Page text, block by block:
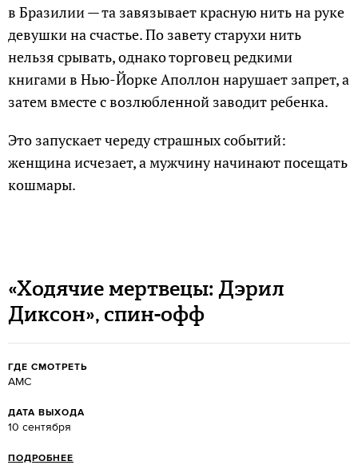
в Бразилии — та завязывает красную нить на руке
девушки на счастье. По завету старухи нить
нельзя срывать, однако торговец редкими
книгами в Нью-Йорке Аполлон нарушает запрет, а
затем вместе с возлюбленной заводит ребенка.
Это запускает череду страшных событий:
женщина исчезает, а мужчину начинают посещать
кошмары.
«Ходячие мертвецы: Дэрил
Диксон», спин-офф
ГДЕ СМОТРЕТЬ
AMC
ДАТА ВЫХОДА
10 сентября
ПОДРОБНЕЕ